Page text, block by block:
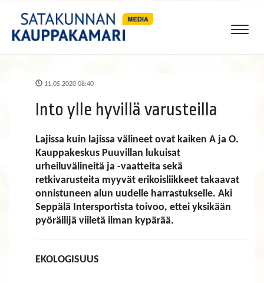
11.05.2020 08:40
Into ylle hyvillä varusteilla
Lajissa kuin lajissa välineet ovat kaiken A ja O.
Kauppakeskus Puuvillan lukuisat
urheiluvälineitä ja -vaatteita sekä
retkivarusteita myyvät erikoisliikkeet takaavat
onnistuneen alun uudelle harrastukselle. Aki
Seppälä Intersportista toivoo, ettei yksikään
pyöräilijä viiletä ilman kypärää.
EKOLOGISUUS